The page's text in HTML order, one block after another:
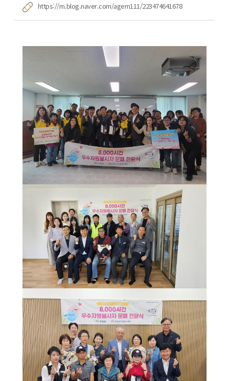
https://m.blog.naver.com/agem111/223474641678